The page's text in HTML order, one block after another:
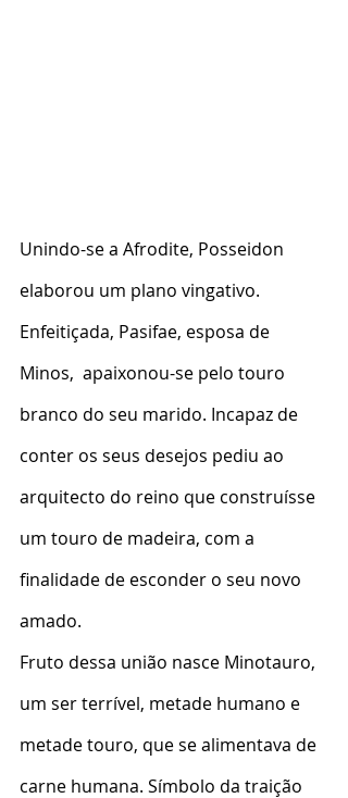
Unindo-se a Afrodite, Posseidon
elaborou um plano vingativo.
Enfeitiçada, Pasifae, esposa de
Minos,  apaixonou-se pelo touro
branco do seu marido. Incapaz de
conter os seus desejos pediu ao
arquitecto do reino que construísse
um touro de madeira, com a
finalidade de esconder o seu novo
amado.
Fruto dessa união nasce Minotauro,
um ser terrível, metade humano e
metade touro, que se alimentava de
carne humana. Símbolo da traição